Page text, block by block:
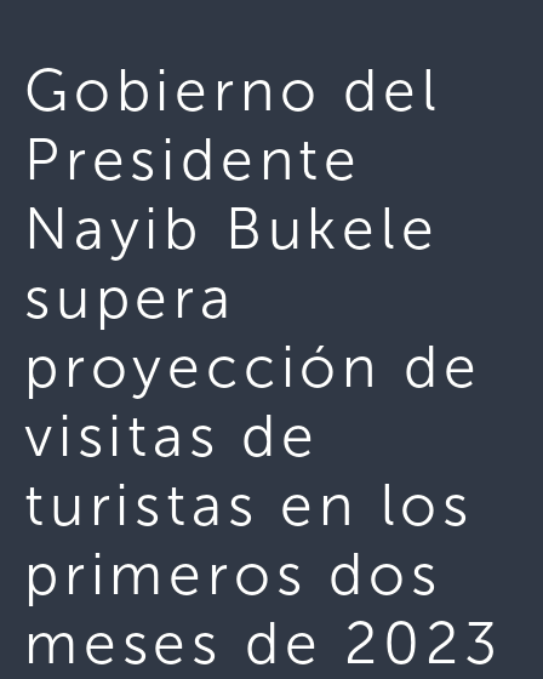
Gobierno del
Presidente
Nayib Bukele
supera
proyección de
visitas de
turistas en los
primeros dos
meses de 2023